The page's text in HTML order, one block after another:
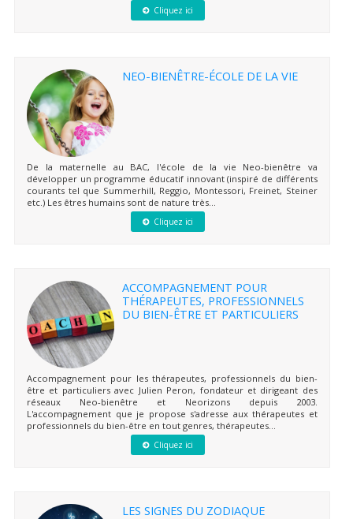
Cliquez ici
NEO-BIENÊTRE-ÉCOLE DE LA VIE
De la maternelle au BAC, l'école de la vie Neo-bienêtre va
développer un programme éducatif innovant (inspiré de différents
courants tel que Summerhill, Reggio, Montessori, Freinet, Steiner
etc.) Les êtres humains sont de nature très...
Cliquez ici
ACCOMPAGNEMENT POUR
THÉRAPEUTES, PROFESSIONNELS
DU BIEN-ÊTRE ET PARTICULIERS
Accompagnement pour les thérapeutes, professionnels du bien-
être et particuliers avec Julien Peron, fondateur et dirigeant des
réseaux Neo-bienêtre et Neorizons depuis 2003.
L'accompagnement que je propose s'adresse aux thérapeutes et
professionnels du bien-être en tout genres, thérapeutes...
Cliquez ici
LES SIGNES DU ZODIAQUE